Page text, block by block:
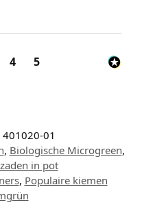
4 5
401020-01
, Biologische Microgreen,
in pot
, Populaire kiemen